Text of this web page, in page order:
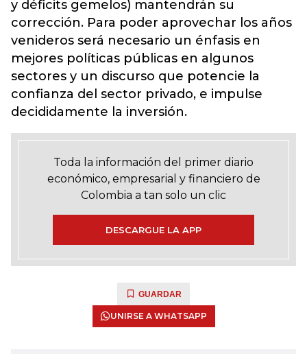
y déficits gemelos) mantendrán su
corrección. Para poder aprovechar los años
venideros será necesario un énfasis en
mejores políticas públicas en algunos
sectores y un discurso que potencie la
confianza del sector privado, e impulse
decididamente la inversión.
Toda la información del primer diario
económico, empresarial y financiero de
Colombia a tan solo un clic
DESCARGUE LA APP
GUARDAR
UNIRSE A WHATSAPP